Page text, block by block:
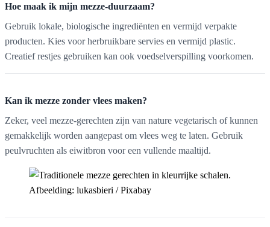
Hoe maak ik mijn mezze-duurzaam?
Gebruik lokale, biologische ingrediënten en vermijd verpakte
producten. Kies voor herbruikbare servies en vermijd plastic.
Creatief restjes gebruiken kan ook voedselverspilling voorkomen.
Kan ik mezze zonder vlees maken?
Zeker, veel mezze-gerechten zijn van nature vegetarisch of kunnen
gemakkelijk worden aangepast om vlees weg te laten. Gebruik
peulvruchten als eiwitbron voor een vullende maaltijd.
Afbeelding: lukasbieri / Pixabay